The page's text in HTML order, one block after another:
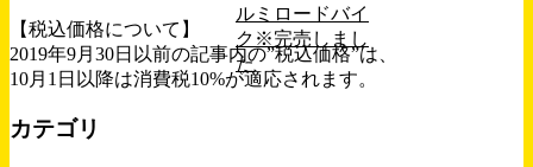
ルミロードバイ
ク※完売しまし
た
【税込価格について】
2019年9月30日以前の記事内の”税込価格”は、
10月1日以降は消費税10%が適応されます。
カテゴリ